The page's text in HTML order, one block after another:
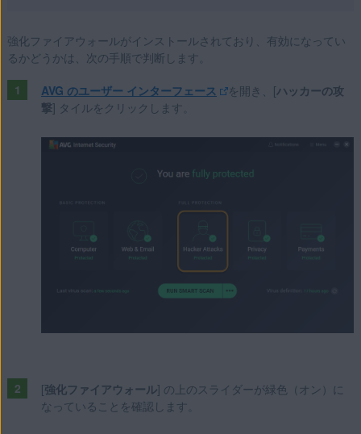
強化ファイアウォールがインストールされており、有効になってい
るかどうかは、次の手順で判断します。
AVG のユーザー インターフェース を開き、[ハッカーの攻
撃] タイルをクリックします。
[強化ファイアウォール] の上のスライダーが緑色（オン）に
なっていることを確認します。